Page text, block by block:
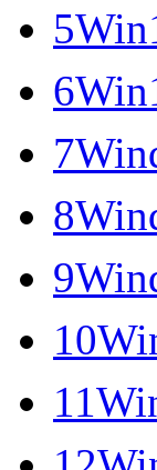
5
6
7
8
9
10
11